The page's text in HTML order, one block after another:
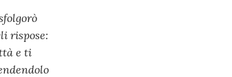
rispose:
e ti